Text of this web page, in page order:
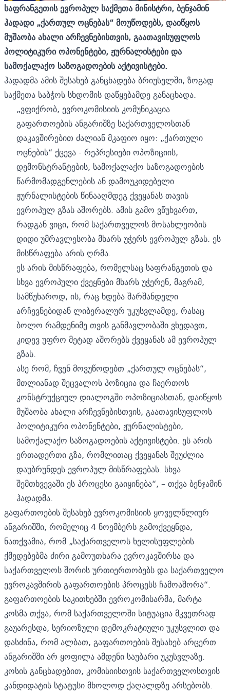
საფრანგეთის ევროპულ საქმეთა მინისტრი, ბენჯამინ
ჰადადი „ქართულ ოცნებას“ მოუწოდებს, დაიწყოს
მუშაობა ახალი არჩევნებისთვის, გაათავისუფლოს
პოლიტიკური ოპონენტები, ჟურნალისტები და
სამოქალაქო საზოგადოების აქტივისტები.
ჰადადმა ამის შესახებ განცხადება ბრიუსელში, ზოგად
საქმეთა საბჭოს სხდომის დაწყებამდე განაცხადა.
„ვფიქრობ, ევროკომისიის კომუნიკაცია
გაფართოების ანგარიშზე საქართველოსთან
დაკავშირებით ძალიან მკაფიო იყო: „ქართული
ოცნების“ ქცევა - რეპრესიები ოპოზიციის,
დემონსტრანტების, სამოქალაქო საზოგადოების
წარმომადგენლების ან დამოუკიდებელი
ჟურნალისტების წინააღმდეგ ქვეყანას თავის
ევროპულ გზას აშორებს. ამის გამო ვწუხვართ,
რადგან ვიცი, რომ საქართველოს მოსახლეობის
დიდი უმრავლესობა მხარს უჭერს ევროპულ გზას. ეს
მისწრაფება არის ღრმა.
ეს არის მისწრაფება, რომელსაც საფრანგეთის და
სხვა ევროპული ქვეყნები მხარს უჭერენ, მაგრამ,
სამწუხაროდ, ის, რაც ხდება შარშანდელი
არჩევნებიდან ლიბერალურ უკუსვლამდე, რასაც
ბოლო რამდენიმე თვის განმავლობაში ვხედავთ,
კიდევ უფრო მეტად აშორებს ქვეყანას ამ ევროპულ
გზას.
ასე რომ, ჩვენ მოვუწოდებთ „ქართულ ოცნებას“,
მთლიანად შეცვალოს პოზიცია და ჩაერთოს
კონსტრუქციულ დიალოგში ოპოზიციასთან, დაიწყოს
მუშაობა ახალი არჩევნებისთვის, გაათავისუფლოს
პოლიტიკური ოპონენტები, ჟურნალისტები,
სამოქალაქო საზოგადოების აქტივისტები. ეს არის
ერთადერთი გზა, რომლითაც ქვეყანას შეუძლია
დაუბრუნდეს ევროპულ მისწრაფებას. სხვა
შემთხვევაში ეს პროცესი გაიყინება“, – თქვა ბენჯამინ
ჰადადმა.
გაფართოების შესახებ ევროკომისიის ყოველწლიურ
ანგარიშში, რომელიც 4 ნოემბერს გამოქვეყნდა,
ნათქვამია, რომ „საქართველოს ხელისუფლების
ქმედებებმა ძირი გამოუთხარა ევროკავშირსა და
საქართველოს შორის ურთიერთობებს და საქართველო
ევროკავშირის გაფართოების პროცესს ჩამოაშორა“.
გაფართოების საკითხებში ევროკომისარმა, მარტა
კოსმა თქვა, რომ საქართველოში სიტუაცია მკვეთრად
გაუარესდა, სერიოზული დემოკრატიული უკუსვლით და
დასძინა, რომ ალბათ, გაფართოების შესახებ არცერთ
ანგარიშში არ ყოფილა ამდენი საუბარი უკუსვლაზე.
კოსის განცხადებით, კომისიისთვის საქართველოსთვის
კანდიდატის სტატუსი მხოლოდ ქაღალდზე არსებობს.